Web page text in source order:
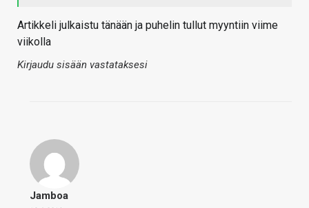
Artikkeli julkaistu tänään ja puhelin tullut myyntiin viime
viikolla
Kirjaudu sisään vastataksesi
Jamboa